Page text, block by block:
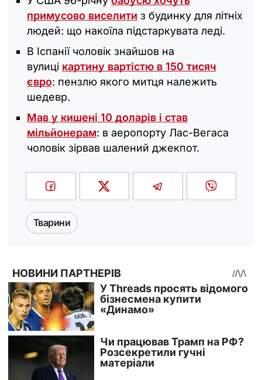
примусово виселити з будинку для літніх
людей: що накоїла підстаркувата леді.
В Іспанії чоловік знайшов на
вулиці картину вартістю в 150 тисяч
євро: пензлю якого митця належить
шедевр.
Мав у кишені 10 доларів і став
мільйонерам: в аеропорту Лас-Вегаса
чоловік зірвав шалений джекпот.
Тварини